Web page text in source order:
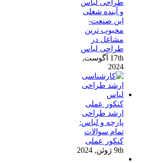
طراحی لباس
و آینده شغلی
این صنعت-
محبوب ترین
مشاغل در
طراحی لباس
17th آگوست,
2024
کنکور عملی
ارشد طراحی
پارچه و لباس:
تمام سوالات
کنکور عملی
9th ژوئن, 2024